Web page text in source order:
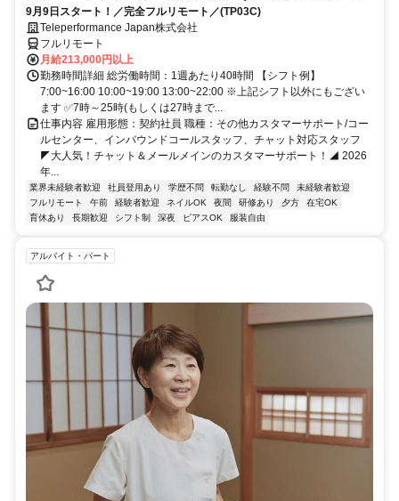
9月9日スタート！／完全フルリモート／(TP03C)
Teleperformance Japan株式会社
フルリモート
月給213,000円以上
勤務時間詳細 総労働時間：1週あたり40時間 【シフト例】
7:00~16:00 10:00~19:00 13:00~22:00 ※上記シフト以外にもござい
ます ✅7時～25時(もしくは27時まで...
仕事内容 雇用形態：契約社員 職種：その他カスタマーサポート/コー
ルセンター、インバウンドコールスタッフ、チャット対応スタッフ
◤大人気！チャット＆メールメインのカスタマーサポート！◢ 2026
年...
業界未経験者歓迎 社員登用あり 学歴不問 転勤なし 経験不問
未経験者歓迎
フルリモート
午前 経験者歓迎 ネイルOK 夜間 研修あり 夕方
在宅OK
育休あり
長期歓迎 シフト制 深夜 ピアスOK 服装自由
アルバイト・パート